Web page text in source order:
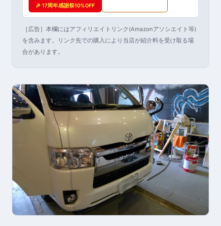
🎉 17周年感謝祭10%OFF
［広告］本欄にはアフィリエイトリンク(Amazonアソシエイト等)
を含みます。リンク先での購入により当店が紹介料を受け取る場
合があります。